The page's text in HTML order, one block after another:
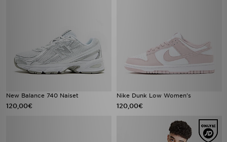
New Balance 740 Naiset
120,00€
Nike Dunk Low Women's
120,00€